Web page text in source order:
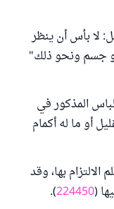
لا بأس أن ينظر
أو جسم ونحو ذلك"
المذكور في
أو ما له أكمام
بها، وقد
(
224450
).